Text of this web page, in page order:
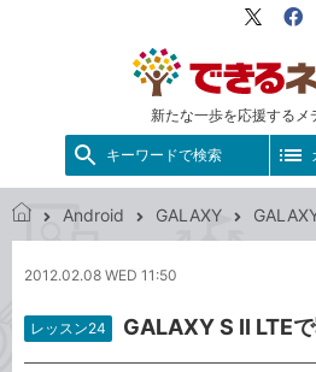
新たな一歩を応援するメ
X（旧
キーワードで検索
る
ッ
ト
Android GALAXY
2012.02.08 WED 11:50
レッスン24 GALAXY S II LTE